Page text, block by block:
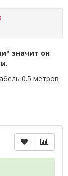
значит он